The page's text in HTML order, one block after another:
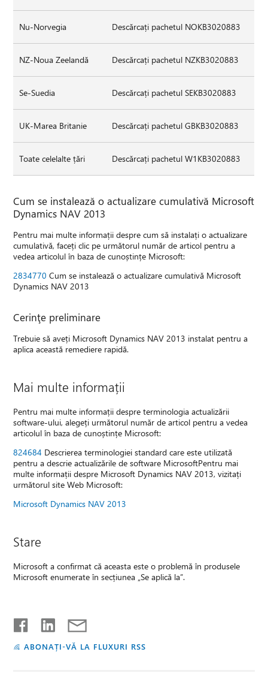
Nu-Norvegia Descărcați pachetul NOKB3020883
NZ-Noua Zeelandă Descărcați pachetul NZKB3020883
Se-Suedia Descărcați pachetul SEKB3020883
UK-Marea Britanie Descărcați pachetul GBKB3020883
Toate celelalte țări Descărcați pachetul W1KB3020883
Cum se instalează o actualizare cumulativă Microsoft
Dynamics NAV 2013
Pentru mai multe informații despre cum să instalați o actualizare
cumulativă, faceți clic pe următorul număr de articol pentru a
vedea articolul în baza de cunoștințe Microsoft:
2834770 Cum se instalează o actualizare cumulativă Microsoft
Dynamics NAV 2013
Cerinţe preliminare
Trebuie să aveți Microsoft Dynamics NAV 2013 instalat pentru a
aplica această remediere rapidă.
Mai multe informații
Pentru mai multe informații despre terminologia actualizării
software-ului, alegeți următorul număr de articol pentru a vedea
articolul în baza de cunoștințe Microsoft:
824684 Descrierea terminologiei standard care este utilizată
pentru a descrie actualizările de software MicrosoftPentru mai
multe informații despre Microsoft Dynamics NAV 2013, vizitați
următorul site Web Microsoft:
Microsoft Dynamics NAV 2013
Stare
Microsoft a confirmat că aceasta este o problemă în produsele
Microsoft enumerate în secțiunea „Se aplică la”.
ABONAȚI-VĂ LA FLUXURI RSS